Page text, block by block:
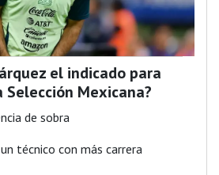
el indicado para
Mexicana?
de sobra
técnico con más carrera